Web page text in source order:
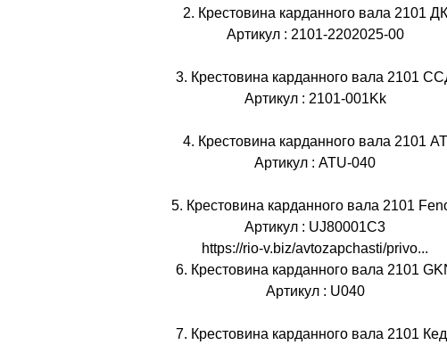
2. Крестовина карданного вала 2101 ДК
Артикул : 2101-2202025-00
3. Крестовина карданного вала 2101
Артикул : 2101-001Kk
4. Крестовина карданного вала 2101 AT
Артикул : ATU-040
5. Крестовина карданного вала 2101
Артикул : UJ80001C3
https://rio-v.biz/avtozapchasti/privo...
6. Крестовина карданного вала 2101
Артикул : U040
7. Крестовина карданного вала 2101